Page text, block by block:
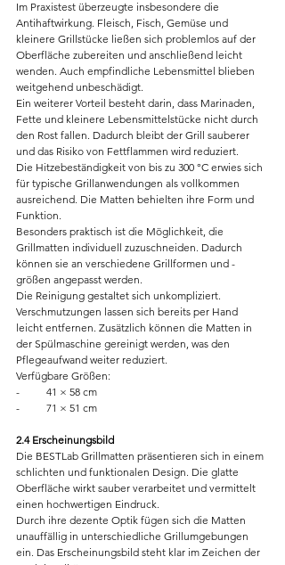
Im Praxistest überzeugte insbesondere die
Antihaftwirkung. Fleisch, Fisch, Gemüse und
kleinere Grillstücke ließen sich problemlos auf der
Oberfläche zubereiten und anschließend leicht
wenden. Auch empfindliche Lebensmittel blieben
weitgehend unbeschädigt.
Ein weiterer Vorteil besteht darin, dass Marinaden,
Fette und kleinere Lebensmittelstücke nicht durch
den Rost fallen. Dadurch bleibt der Grill sauberer
und das Risiko von Fettflammen wird reduziert.
Die Hitzebeständigkeit von bis zu 300 °C erwies sich
für typische Grillanwendungen als vollkommen
ausreichend. Die Matten behielten ihre Form und
Funktion.
Besonders praktisch ist die Möglichkeit, die
Grillmatten individuell zuzuschneiden. Dadurch
können sie an verschiedene Grillformen und -
größen angepasst werden.
Die Reinigung gestaltet sich unkompliziert.
Verschmutzungen lassen sich bereits per Hand
leicht entfernen. Zusätzlich können die Matten in
der Spülmaschine gereinigt werden, was den
Pflegeaufwand weiter reduziert.
Verfügbare Größen:
-          41 × 58 cm
-          71 × 51 cm
2.4 Erscheinungsbild
Die BESTLab Grillmatten präsentieren sich in einem
schlichten und funktionalen Design. Die glatte
Oberfläche wirkt sauber verarbeitet und vermittelt
einen hochwertigen Eindruck.
Durch ihre dezente Optik fügen sich die Matten
unauffällig in unterschiedliche Grillumgebungen
ein. Das Erscheinungsbild steht klar im Zeichen der